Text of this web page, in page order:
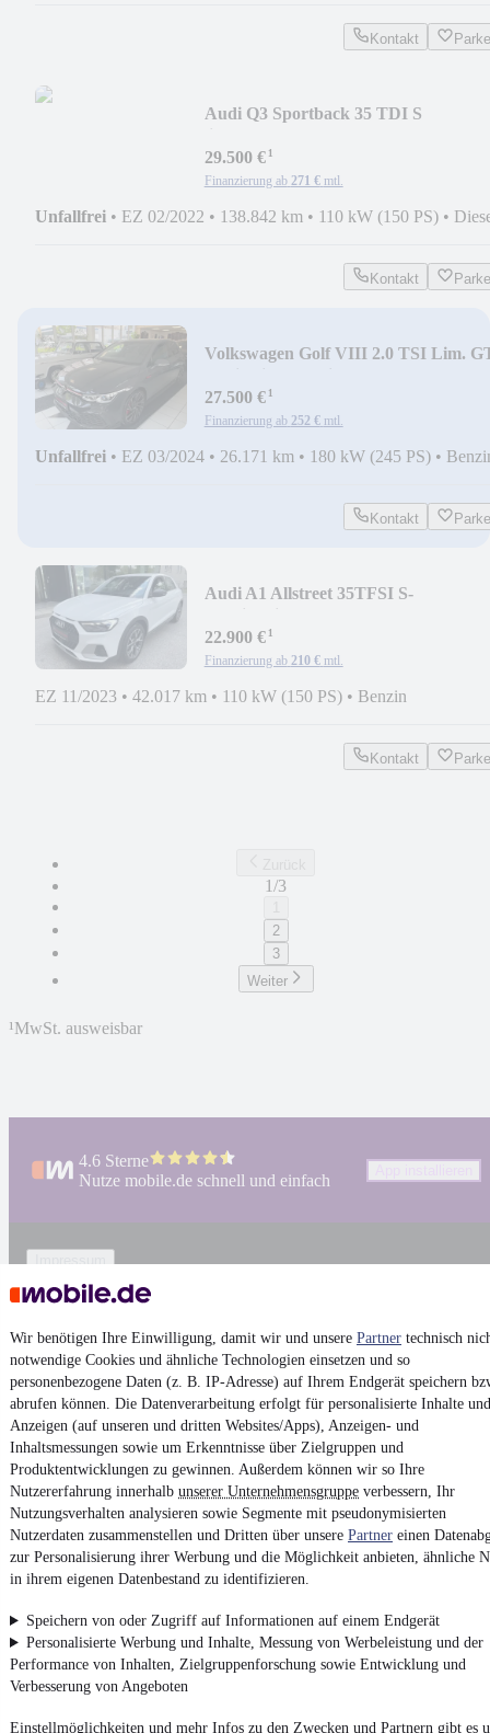
Wir benötigen Ihre Einwilligung, damit wir und unsere Partner technisch
notwendige Cookies und ähnliche Technologien einsetzen und so
personenbezogene Daten (z. B. IP-Adresse) auf Ihrem Endgerät speichern
abrufen können. Die Datenverarbeitung erfolgt für personalisierte Inhalte und
Anzeigen (auf unseren und dritten Websites/Apps), Anzeigen- und
Inhaltsmessungen sowie um Erkenntnisse über Zielgruppen und
Produktentwicklungen zu gewinnen. Außerdem können wir so Ihre
Nutzererfahrung innerhalb unserer Unternehmensgruppe verbessern, Ihr
Nutzungsverhalten analysieren sowie Segmente mit pseudonymisierten
Nutzerdaten zusammenstellen und Dritten über unsere Partner einen
zur Personalisierung ihrer Werbung und die Möglichkeit anbieten, ähnliche
in ihrem eigenen Datenbestand zu identifizieren.
Speichern von oder Zugriff auf Informationen auf einem Endgerät
Personalisierte Werbung und Inhalte, Messung von Werbeleistung und der
Performance von Inhalten, Zielgruppenforschung sowie Entwicklung und
Verbesserung von Angeboten
Einstellmöglichkeiten und mehr Infos zu den Zwecken und Partnern gibt es
Kontakt
Audi Q3 Sportback 35 TDI S
29.500 €¹
Finanzierung ab 271 € mtl.
Unfallfrei • EZ 02/2022 • 138.842 km • 110 kW (150 PS) •
Kontakt
Volkswagen Golf VIII 2.0 TSI Lim.
27.500 €¹
Finanzierung ab 252 € mtl.
Unfallfrei • EZ 03/2024 • 26.171 km • 180 kW (245 PS) •
Kontakt
Audi A1 Allstreet 35TFSI S-
22.900 €¹
Finanzierung ab 210 € mtl.
EZ 11/2023 • 42.017 km • 110 kW (150 PS) • Benzin
Kontakt
1/3
2
3
Weiter
¹MwSt. ausweisbar
4.6 Sterne
Nutze mobile.de schnell und einfach
Impressum
AGB
Datenschutz
Datenschutzeinstellungen
Erklärung zur Barrierefreiheit
Report Security Vulnerability (English)
Powered by
Noch mehrneue Autosunterschiedlicher Marken, auch als